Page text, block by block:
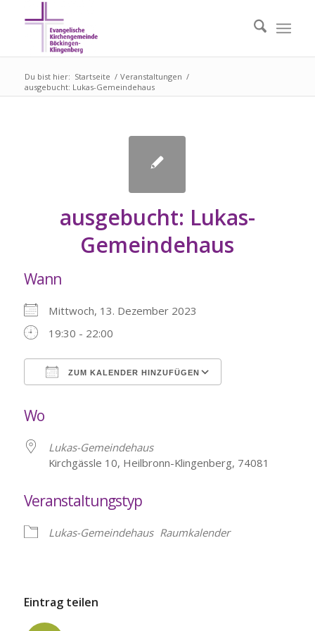
Du bist hier: Startseite / Veranstaltungen /
ausgebucht: Lukas-Gemeindehaus
ausgebucht: Lukas-
Gemeindehaus
Wann
Mittwoch, 13. Dezember 2023
19:30 - 22:00
ZUM KALENDER HINZUFÜGEN
Wo
Lukas-Gemeindehaus
Kirchgässle 10, Heilbronn-Klingenberg, 74081
Veranstaltungstyp
Lukas-Gemeindehaus Raumkalender
Eintrag teilen